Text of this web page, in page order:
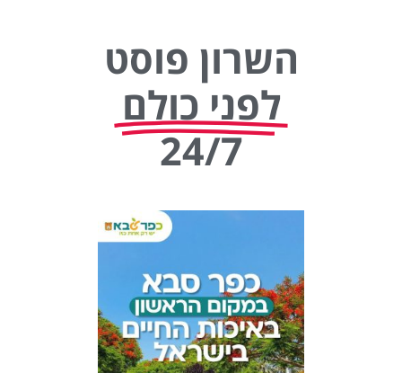
השרון פוסט
לפני כולם
24/7